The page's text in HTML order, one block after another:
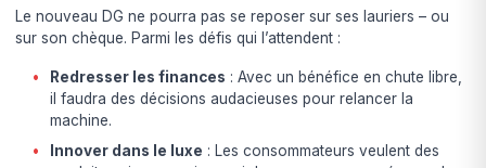
Le nouveau DG ne pourra pas se reposer sur ses lauriers – ou
sur son chèque. Parmi les défis qui l’attendent :
Redresser les finances : Avec un bénéfice en chute libre,
il faudra des décisions audacieuses pour relancer la
machine.
Innover dans le luxe : Les consommateurs veulent des